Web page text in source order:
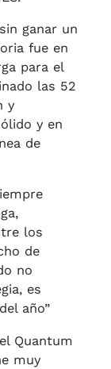
ganar un
fue en
para el
las 52
y
y en
de
los
de
no
es
año”
Quantum
muy